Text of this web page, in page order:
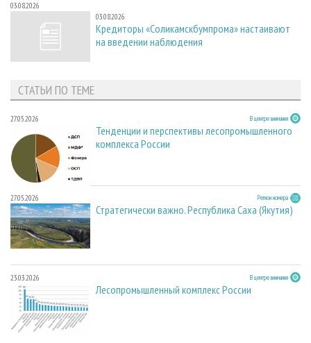
03.08.2026
03.08.2026
Кредиторы «Соликамскбумпрома» настаивают
на введении наблюдения
СТАТЬИ ПО ТЕМЕ
27.05.2026 В центре внимания
Тенденции и перспективы лесопромышленного
комплекса России
27.05.2026 Регион номера
Стратегически важно. Республика Саха (Якутия)
23.03.2026 В центре внимания
Лесопромышленный комплекс России